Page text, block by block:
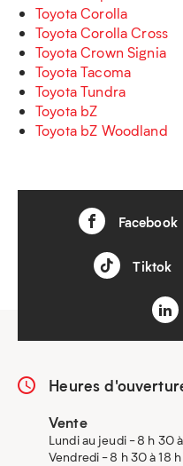
Toyota Corolla
Toyota Corolla Cross
Toyota Crown Signia
Toyota Tacoma
Toyota Tundra
Toyota bZ
Toyota bZ Woodland
Facebook
Tiktok
Heures
Vente
Lundi au jeudi - 8 h 30
Vendredi - 8 h 30 à 18 h